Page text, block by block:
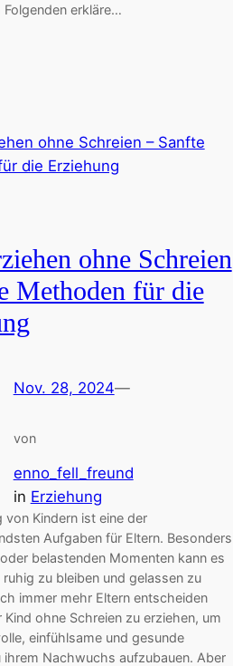
Folgenden erkläre…
ohne Schreien
Methoden für die
Nov. 28, 2024—
von
enno_fell_freund
in Erziehung
von Kindern ist eine der
Aufgaben für Eltern. Besonders
belastenden Momenten kann es
zu bleiben und gelassen zu
immer mehr Eltern entscheiden
Kind ohne Schreien zu erziehen, um
einfühlsame und gesunde
ihrem Nachwuchs aufzubauen. Aber